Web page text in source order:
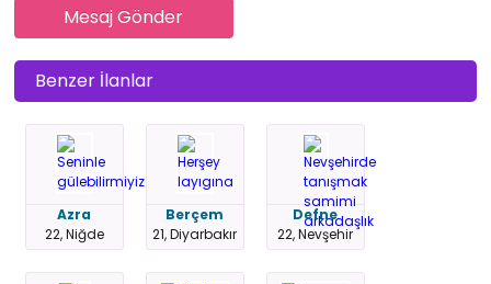
Benzer İlanlar
Azra
22, Niğde
Berçem
21, Diyarbakır
Defne
22, Nevşehir